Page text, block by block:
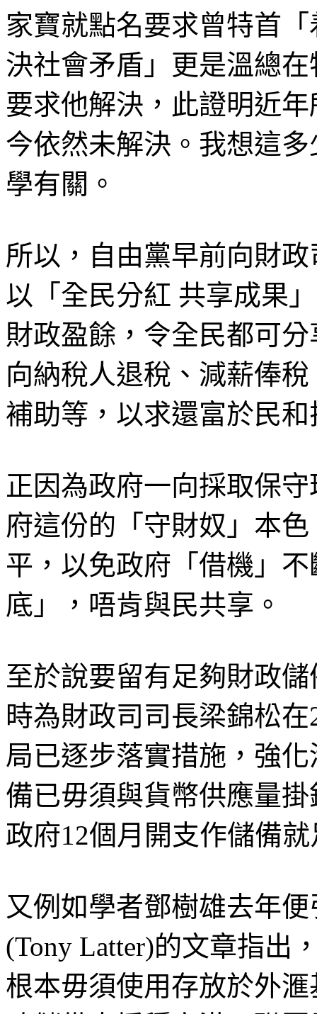
家寶就點名要求曾特首
決社會矛盾」更是溫總
要求他解決，此證明近
今依然未解決。我想這
學有關。
所以，自由黨早前向財
以「全民分紅 共享成果
財政盈餘，令全民都可
向納稅人退稅、減薪俸
補助等，以求還富於民
正因為政府一向採取保
府這份的「守財奴」本
平，以免政府「借機」
底」，唔肯與民共享。
至於說要留有足夠財政
時為財政司司長梁錦松
局已逐步落實措施，強
備已毋須與貨幣供應量
政府12個月開支作儲備
又例如學者鄧樹雄去年
(Tony Latter)的文章指出
根本毋須使用存放於外